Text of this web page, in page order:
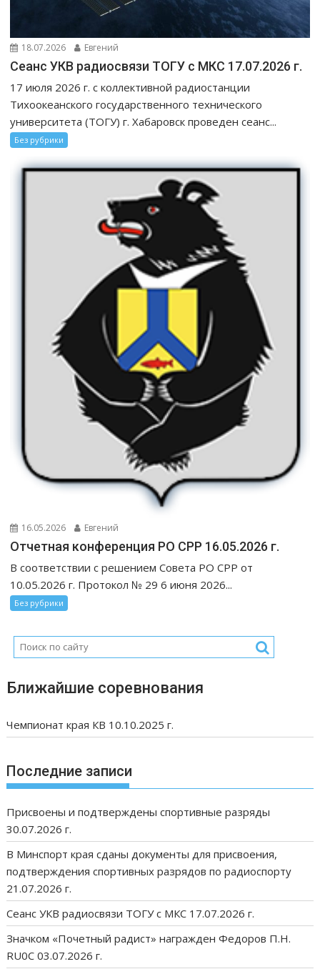
18.07.2026 Евгений
Сеанс УКВ радиосвязи ТОГУ с МКС 17.07.2026 г.
17 июля 2026 г. с коллективной радиостанции
Тихоокеанского государственного технического
университета (ТОГУ) г. Хабаровск проведен сеанс...
Без рубрики
16.05.2026 Евгений
Отчетная конференция РО СРР 16.05.2026 г.
В соответствии с решением Совета РО СРР от
10.05.2026 г. Протокол № 29 6 июня 2026...
Без рубрики
Ближайшие соревнования
Чемпионат края КВ 10.10.2025 г.
Последние записи
Присвоены и подтверждены спортивные разряды
30.07.2026 г.
В Минспорт края сданы документы для присвоения,
подтверждения спортивных разрядов по радиоспорту
21.07.2026 г.
Сеанс УКВ радиосвязи ТОГУ с МКС 17.07.2026 г.
Значком «Почетный радист» награжден Федоров П.Н.
RU0C 03.07.2026 г.